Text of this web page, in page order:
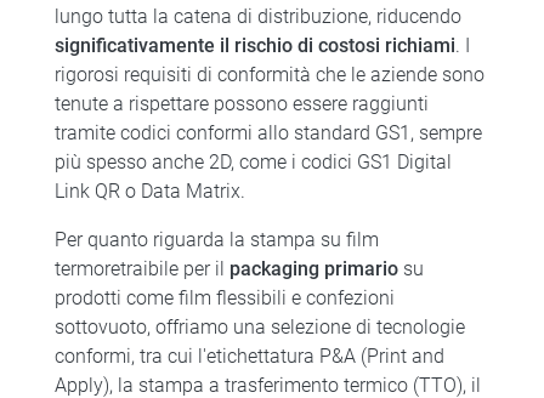
lungo tutta la catena di distribuzione, riducendo
significativamente il rischio di costosi richiami. I
rigorosi requisiti di conformità che le aziende sono
tenute a rispettare possono essere raggiunti
tramite codici conformi allo standard GS1, sempre
più spesso anche 2D, come i codici GS1 Digital
Link QR o Data Matrix.
Per quanto riguarda la stampa su film
termoretraibile per il packaging primariosu
prodotti come film flessibili e confezioni
sottovuoto, offriamo una selezione di tecnologie
conformi, tra cui l'etichettatura P&A (Print and
Apply), la stampa a trasferimento termico (TTO), il